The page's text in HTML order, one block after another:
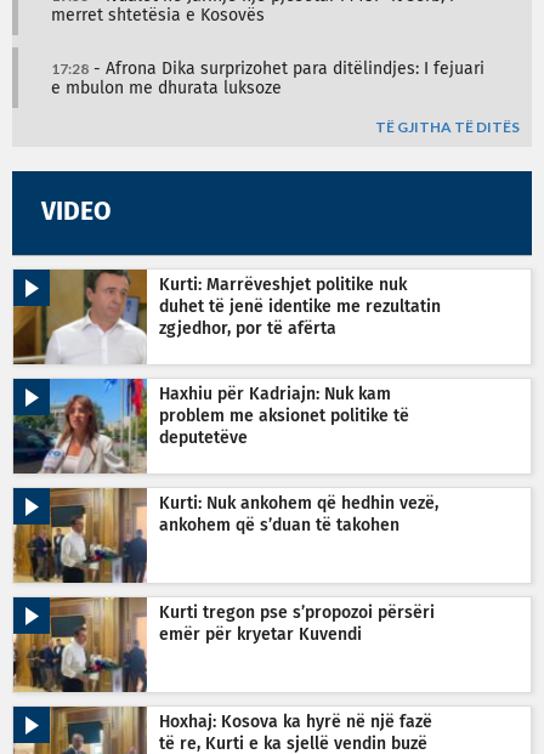
merret shtetësia e Kosovës
17:28 - Afrona Dika surprizohet para ditëlindjes: I fejuari
e mbulon me dhurata luksoze
TË GJITHA TË DITËS
VIDEO
Kurti: Marrëveshjet politike nuk
duhet të jenë identike me rezultatin
zgjedhor, por të afërta
Haxhiu për Kadriajn: Nuk kam
problem me aksionet politike të
deputetëve
Kurti: Nuk ankohem që hedhin vezë,
ankohem që s’duan të takohen
Kurti tregon pse s’propozoi përsëri
emër për kryetar Kuvendi
Hoxhaj: Kosova ka hyrë në një fazë
të re, Kurti e ka sjellë vendin buzë